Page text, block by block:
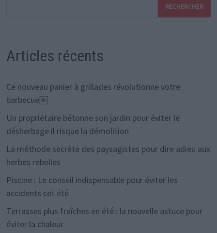
RECHERCHER
Articles récents
Ce nouveau panier à grillades révolutionne votre
barbecue￼
Un propriétaire bétonne son jardin pour éviter le
désherbage il risque la démolition
La méthode secrète des paysagistes pour dire adieu aux
herbes rebelles
Piscine : Le conseil indispensable pour éviter les
accidents cet été
Terrasses plus fraîches en été : la nouvelle astuce pour
éviter la chaleur